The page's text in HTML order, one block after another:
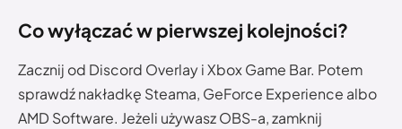
Co wyłączać w pierwszej kolejności?
Zacznij od Discord Overlay i Xbox Game Bar. Potem
sprawdź nakładkę Steama, GeForce Experience albo
AMD Software. Jeżeli używasz OBS-a, zamknij